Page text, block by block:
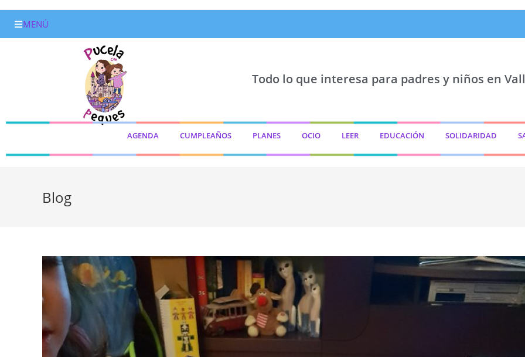
MENÚ
Todo lo que interesa para padres y niños en
AGENDA CUMPLEAÑOS PLANES OCIO LEER EDUCACIÓN SOLIDARIDAD
Blog